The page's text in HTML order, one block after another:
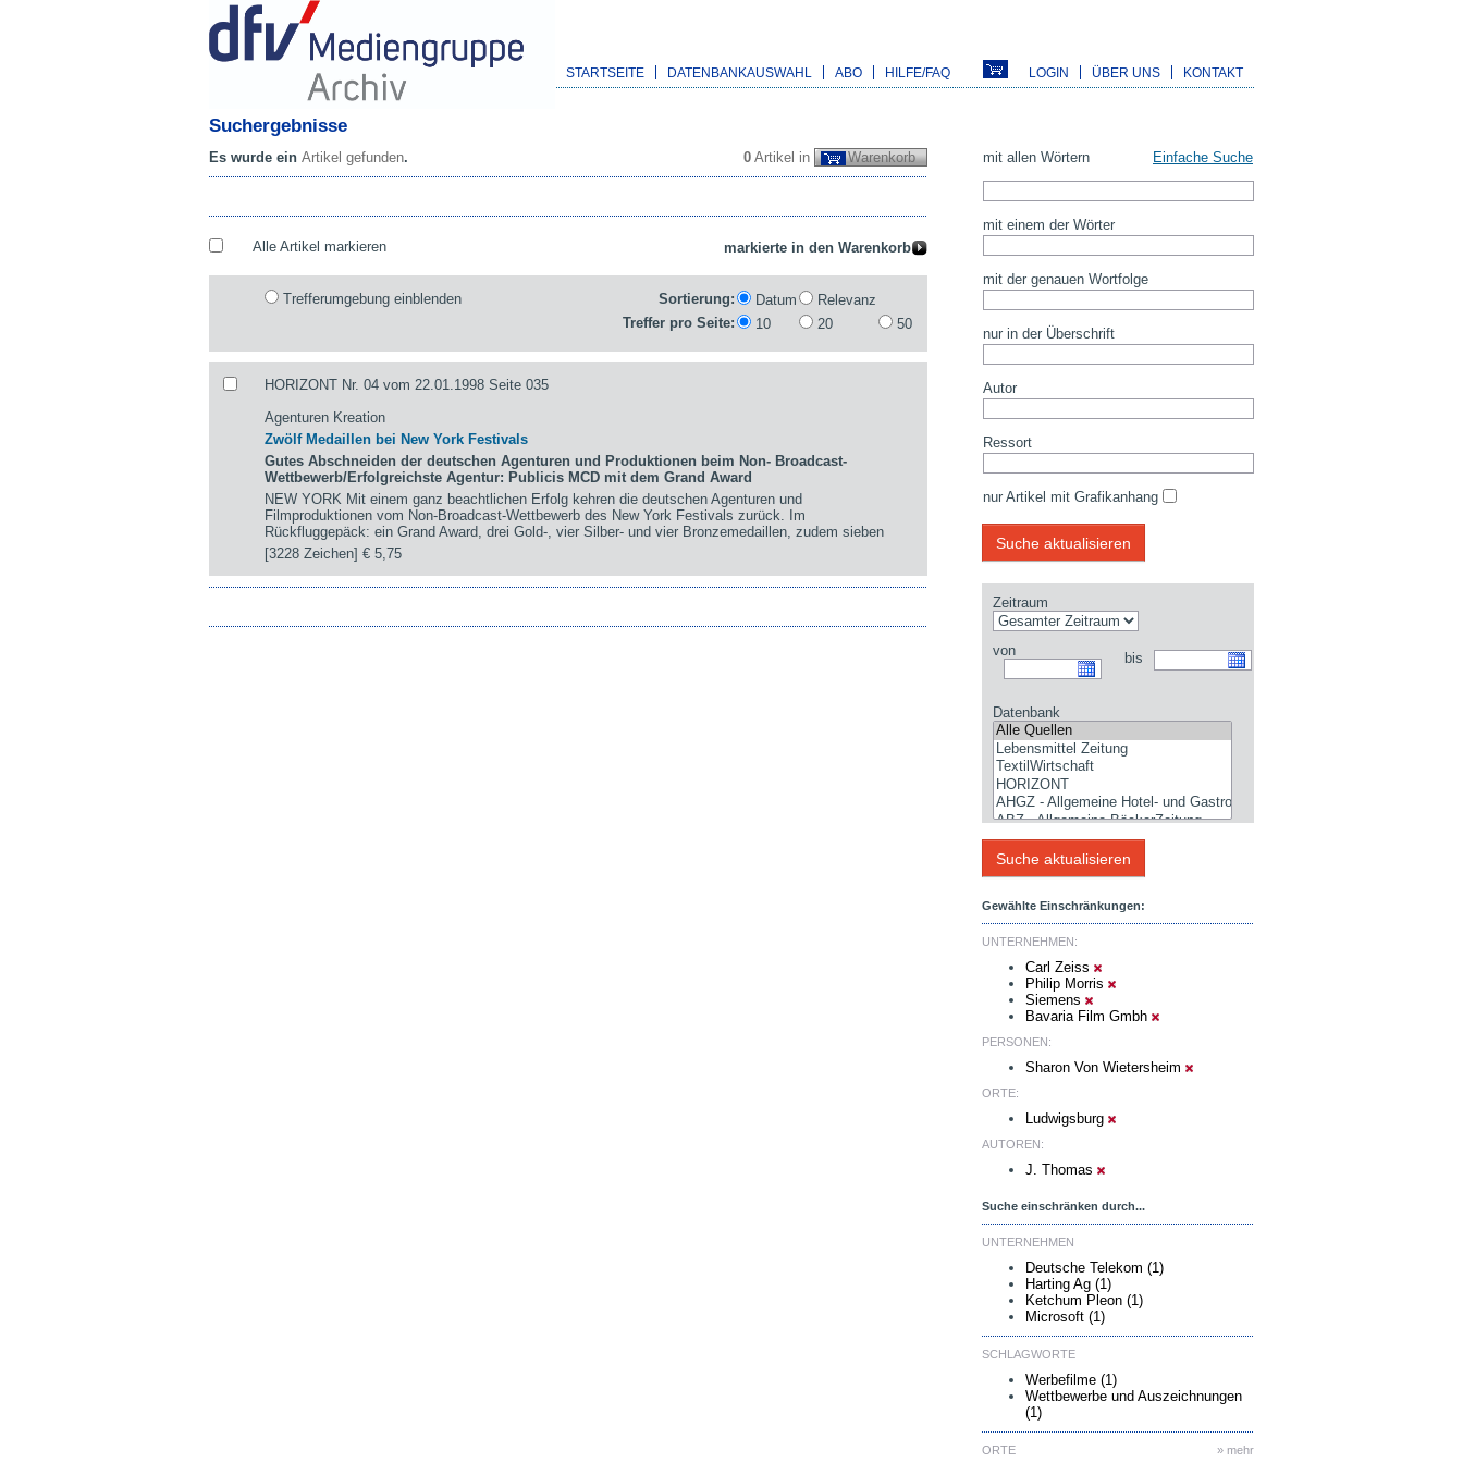
STARTSEITE DATENBANKAUSWAHL ABO HILFE/FAQ LOGIN ÜBER UNS KONTAKT
Suchergebnisse
0 Artikel in Warenkorb
Es wurde ein Artikel gefunden.
Alle Artikel markieren
Trefferumgebung einblenden Sortierung: Datum
Relevanz
Treffer pro Seite:
10 20 50
HORIZONT Nr. 04 vom 22.01.1998 Seite 035
Agenturen Kreation
Zwölf Medaillen bei New York Festivals
Gutes Abschneiden der deutschen Agenturen und Produktionen beim Non- Broadcast-
Wettbewerb/Erfolgreichste Agentur: Publicis MCD mit dem Grand Award
NEW YORK Mit einem ganz beachtlichen Erfolg kehren die deutschen Agenturen und
Filmproduktionen vom Non-Broadcast-Wettbewerb des New York Festivals zurück. Im
Rückfluggepäck: ein Grand Award, drei Gold-, vier Silber- und vier Bronzemedaillen, zudem sieben
[3228 Zeichen]€ 5,75
mit allen Wörtern Einfache Suche
mit einem der Wörter
mit der genauen Wortfolge
nur in der Überschrift
Autor
Ressort
nur Artikel mit Grafikanhang
Zeitraum
von bis
Datenbank
Gewählte Einschränkungen:
UNTERNEHMEN:
Carl Zeiss
Philip Morris
Siemens
Bavaria Film Gmbh
PERSONEN:
Sharon Von Wietersheim
ORTE:
Ludwigsburg
AUTOREN:
J. Thomas
Suche einschränken durch...
UNTERNEHMEN
Deutsche Telekom (1)
Harting Ag (1)
Ketchum Pleon (1)
Microsoft (1)
SCHLAGWORTE
Werbefilme (1)
Wettbewerbe und Auszeichnungen
(1)
» mehr
ORTE